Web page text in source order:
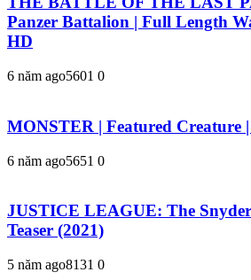
Panzer Battalion | Full Length
HD
6 năm ago5601 0
MONSTER | Featured Creature
6 năm ago5651 0
JUSTICE LEAGUE: The
Teaser (2021)
5 năm ago8131 0